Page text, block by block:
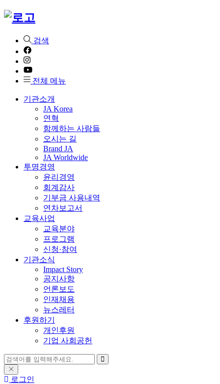
검색
전체 메뉴
기관소개
JA Korea
연혁
함께하는 사람들
오시는 길
Brand JA
JA Worldwide
투명경영
윤리경영
회계감사
기부금 사용내역
연차보고서
교육사업
교육분야
프로그램
신청·참여
기관소식
Impact Story
공지사항
언론보도
인재채용
뉴스레터
후원하기
개인후원
기업 사회공헌
로그인